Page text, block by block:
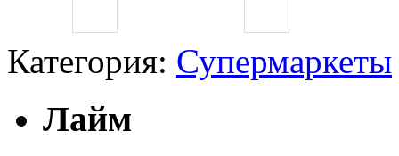
Категория: Супермаркеты
Лайм